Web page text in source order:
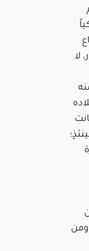
لا
ومن